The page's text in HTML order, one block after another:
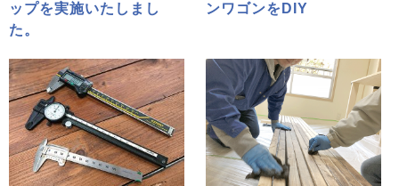
ップを実施いたしまし
た。
ンワゴンをDIY